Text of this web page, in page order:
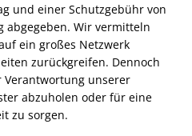
und einer Schutzgebühr von
abgegeben. Wir vermitteln
ein großes Netzwerk
zurückgreifen. Dennoch
unserer
abzuholen oder für eine
zu sorgen.